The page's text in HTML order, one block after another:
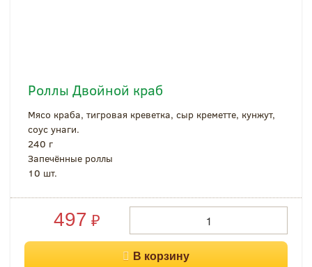
Роллы Двойной краб
Мясо краба, тигровая креветка, сыр креметте, кунжут,
соус унаги.
240 г
Запечённые роллы
10 шт.
497 ₽